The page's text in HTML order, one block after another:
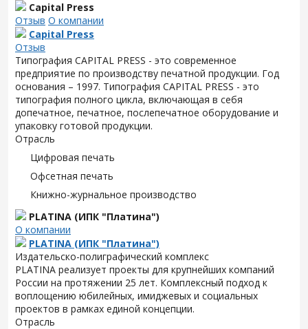
Capital Press
Отзыв О компании
Capital Press
Отзыв
Типография CAPITAL PRESS - это современное
предприятие по производству печатной продукции. Год
основания – 1997. Типография CAPITAL PRESS - это
типография полного цикла, включающая в себя
допечатное, печатное, послепечатное оборудование и
упаковку готовой продукции.
Отрасль
Цифровая печать
Офсетная печать
Книжно-журнальное производство
PLATINA (ИПК "Платина")
О компании
PLATINA (ИПК "Платина")
Издательско-полиграфический комплекс
PLATINA реализует проекты для крупнейших компаний
России на протяжении 25 лет. Комплексный подход к
воплощению юбилейных, имиджевых и социальных
проектов в рамках единой концепции.
Отрасль